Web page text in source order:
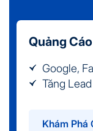
Quảng
Google,
Tăng
Khám Phá